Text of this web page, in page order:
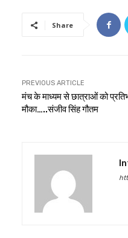
Share
PREVIOUS ARTICLE
मंच के माध्यम से छात्राओं को
मौका…..संजीव सिंह गौतम